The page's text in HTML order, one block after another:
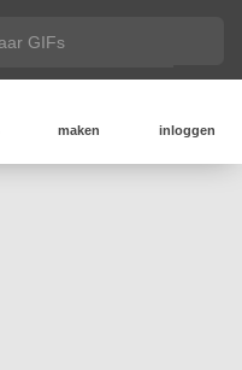
maken inloggen